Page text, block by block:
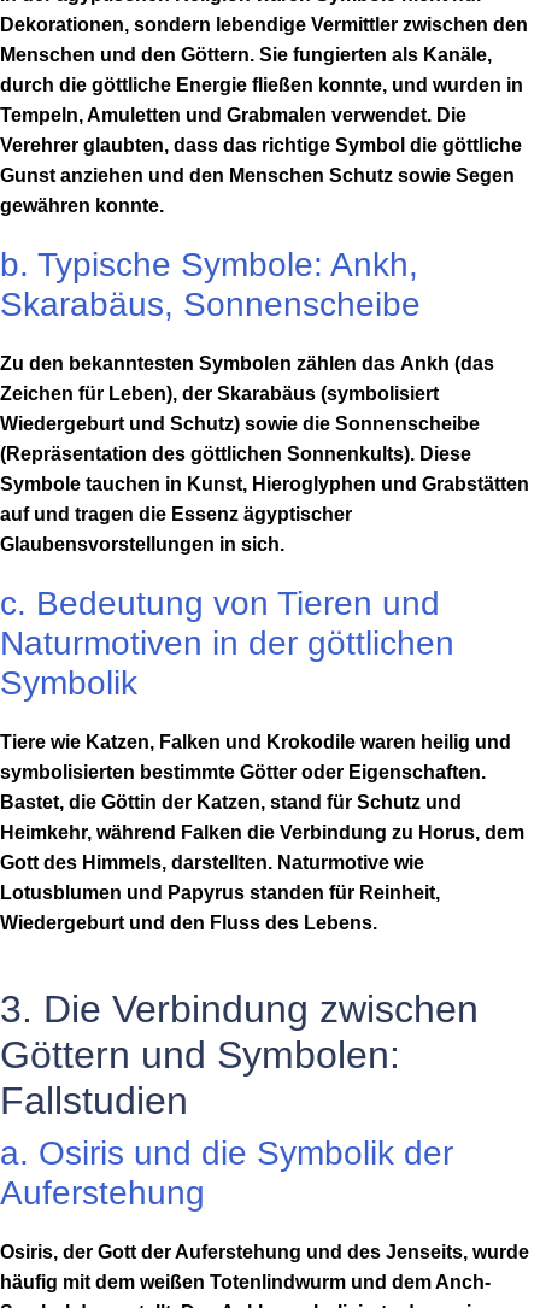
Dekorationen, sondern lebendige Vermittler zwischen den
Menschen und den Göttern. Sie fungierten als Kanäle,
durch die göttliche Energie fließen konnte, und wurden in
Tempeln, Amuletten und Grabmalen verwendet. Die
Verehrer glaubten, dass das richtige Symbol die göttliche
Gunst anziehen und den Menschen Schutz sowie Segen
gewähren konnte.
b. Typische Symbole: Ankh,
Skarabäus, Sonnenscheibe
Zu den bekanntesten Symbolen zählen das Ankh (das
Zeichen für Leben), der Skarabäus (symbolisiert
Wiedergeburt und Schutz) sowie die Sonnenscheibe
(Repräsentation des göttlichen Sonnenkults). Diese
Symbole tauchen in Kunst, Hieroglyphen und Grabstätten
auf und tragen die Essenz ägyptischer
Glaubensvorstellungen in sich.
c. Bedeutung von Tieren und
Naturmotiven in der göttlichen
Symbolik
Tiere wie Katzen, Falken und Krokodile waren heilig und
symbolisierten bestimmte Götter oder Eigenschaften.
Bastet, die Göttin der Katzen, stand für Schutz und
Heimkehr, während Falken die Verbindung zu Horus, dem
Gott des Himmels, darstellten. Naturmotive wie
Lotusblumen und Papyrus standen für Reinheit,
Wiedergeburt und den Fluss des Lebens.
3. Die Verbindung zwischen
Göttern und Symbolen:
Fallstudien
a. Osiris und die Symbolik der
Auferstehung
Osiris, der Gott der Auferstehung und des Jenseits, wurde
häufig mit dem weißen Totenlindwurm und dem Anch-